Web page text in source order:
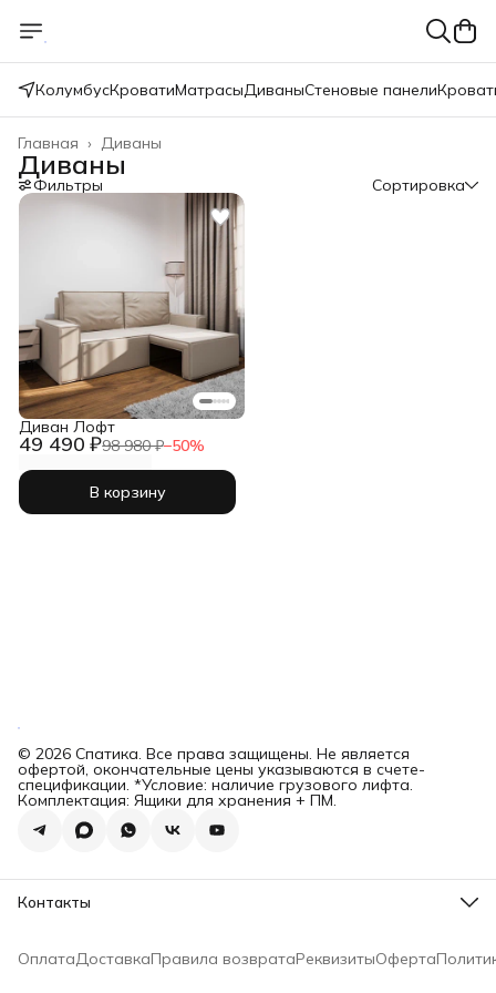
КолумбусКроватиМатрасыДиваныСтеновые панели
Диваны
Главная ›
Диваны
Фильтры Сортировка
49 490 ₽98 980 ₽−50%
Диван Лофт
В корзину
© 2026 Спатика. Все права защищены. Не является
офертой, окончательные цены указываются в счете-
спецификации. *Условие: наличие грузового лифта.
Комплектация: Ящики для хранения + ПМ.
Контакты
д 3
ОплатаДоставкаПравила возвратаРеквизитыОферта